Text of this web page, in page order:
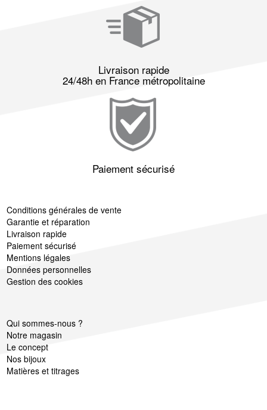
Livraison rapide
24/48h en France métropolitaine
Paiement sécurisé
Conditions générales de vente
Garantie et réparation
Livraison rapide
Paiement sécurisé
Mentions légales
Données personnelles
Gestion des cookies
Qui sommes-nous ?
Notre magasin
Le concept
Nos bijoux
Matières et titrages